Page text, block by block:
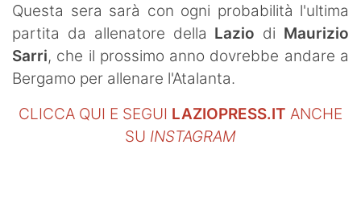
Questa sera sarà con ogni probabilità l'ultima
partita da allenatore della Lazio di Maurizio
Sarri, che il prossimo anno dovrebbe andare a
Bergamo per allenare l'Atalanta.
CLICCA QUI E SEGUI LAZIOPRESS.IT ANCHE
SU INSTAGRAM